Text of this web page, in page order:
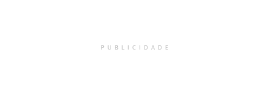
PUBLICIDADE